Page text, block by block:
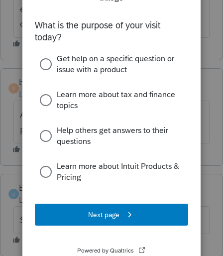
eu d'autre maison pendant qu'il louait celle-
ci... Ni maison, ni condo.
B
b-b-fiscalite
Level 4
Forum|Forum|6 years ago
Aucun changement. (pas d'impact sur le
processus dèjà décrit).
B
Bebette
Level 3
Super Merci Merci Merci !